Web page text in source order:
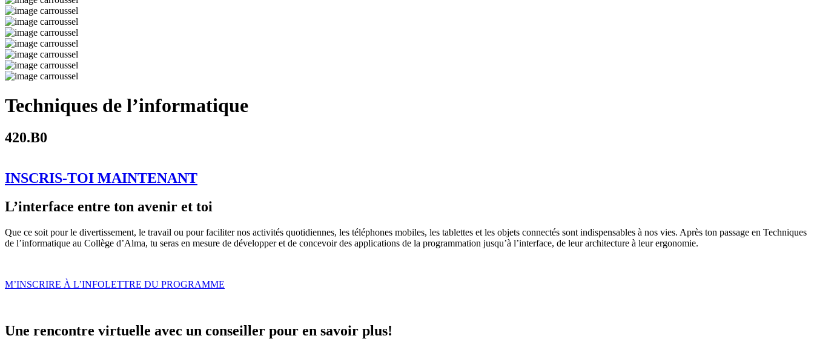
Techniques de l’informatique
420.B0
INSCRIS-TOI MAINTENANT
L’interface entre ton avenir et toi
Que ce soit pour le divertissement, le travail ou pour faciliter nos activités quotidiennes, les téléphones mobiles, les tablettes et les objets connectés sont indispensables à nos vies. Après ton passage en Techniques
de l’informatique au Collège d’Alma, tu seras en mesure de développer et de concevoir des applications de la programmation jusqu’à l’interface, de leur architecture à leur ergonomie.
M’INSCRIRE À L’INFOLETTRE DU PROGRAMME
Une rencontre virtuelle avec un conseiller pour en savoir plus!